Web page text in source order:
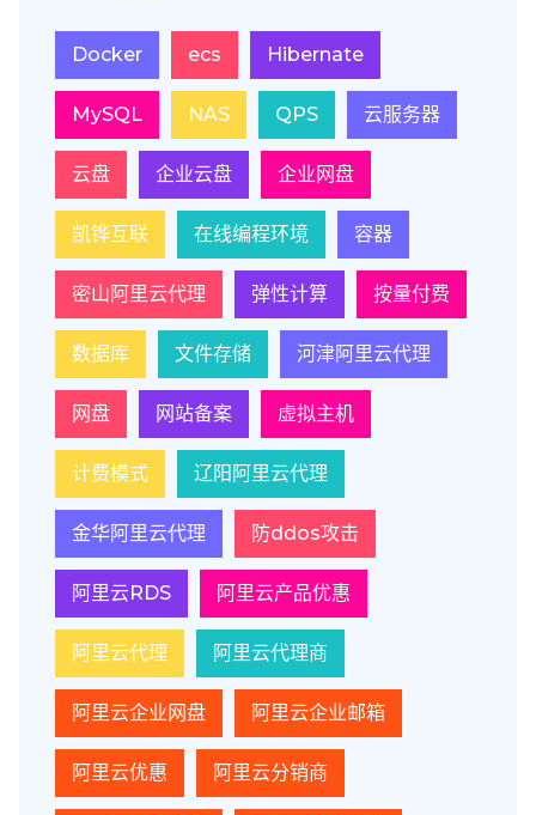
Docker ecs Hibernate
MySQL NAS QPS 云服务器
云盘 企业云盘 企业网盘
凯铧互联 在线编程环境 容器
密山阿里云代理 弹性计算 按量付费
数据库 文件存储 河津阿里云代理
网盘 网站备案 虚拟主机
计费模式 辽阳阿里云代理
金华阿里云代理 防ddos攻击
阿里云RDS 阿里云产品优惠
阿里云代理 阿里云代理商
阿里云企业网盘 阿里云企业邮箱
阿里云优惠 阿里云分销商